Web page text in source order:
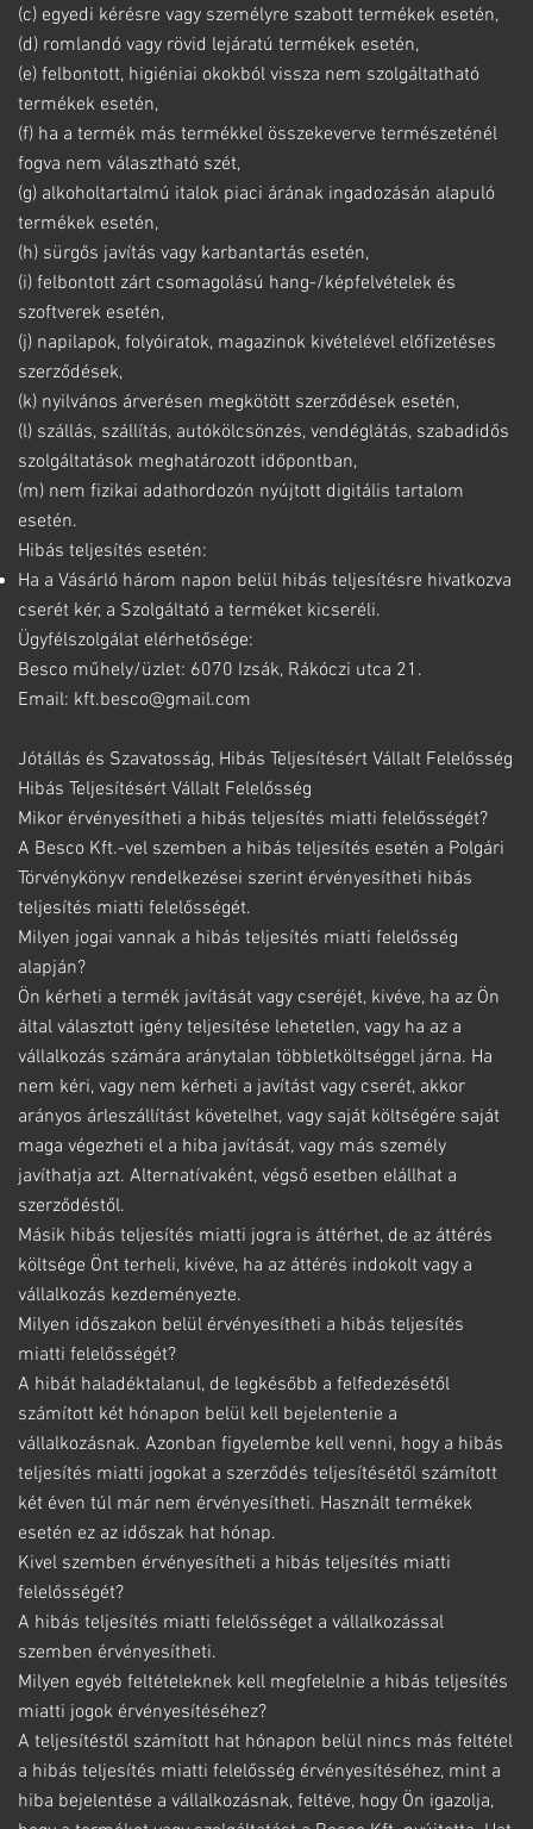
(c) egyedi kérésre vagy személyre szabott termékek esetén,
(d) romlandó vagy rövid lejáratú termékek esetén,
(e) felbontott, higiéniai okokból vissza nem szolgáltatható
termékek esetén,
(f) ha a termék más termékkel összekeverve természeténél
fogva nem választható szét,
(g) alkoholtartalmú italok piaci árának ingadozásán alapuló
termékek esetén,
(h) sürgős javítás vagy karbantartás esetén,
(i) felbontott zárt csomagolású hang-/képfelvételek és
szoftverek esetén,
(j) napilapok, folyóiratok, magazinok kivételével előfizetéses
szerződések,
(k) nyilvános árverésen megkötött szerződések esetén,
(l) szállás, szállítás, autókölcsönzés, vendéglátás, szabadidős
szolgáltatások meghatározott időpontban,
(m) nem fizikai adathordozón nyújtott digitális tartalom
esetén.
Hibás teljesítés esetén:
Ha a Vásárló három napon belül hibás teljesítésre hivatkozva
cserét kér, a Szolgáltató a terméket kicseréli.
Ügyfélszolgálat elérhetősége:
Besco műhely/üzlet: 6070 Izsák, Rákóczi utca 21.
Email: kft.besco@gmail.com
Jótállás és Szavatosság, Hibás Teljesítésért Vállalt Felelősség
Hibás Teljesítésért Vállalt Felelősség
Mikor érvényesítheti a hibás teljesítés miatti felelősségét?
A Besco Kft.-vel szemben a hibás teljesítés esetén a Polgári
Törvénykönyv rendelkezései szerint érvényesítheti hibás
teljesítés miatti felelősségét.
Milyen jogai vannak a hibás teljesítés miatti felelősség
alapján?
Ön kérheti a termék javítását vagy cseréjét, kivéve, ha az Ön
által választott igény teljesítése lehetetlen, vagy ha az a
vállalkozás számára aránytalan többletköltséggel járna. Ha
nem kéri, vagy nem kérheti a javítást vagy cserét, akkor
arányos árleszállítást követelhet, vagy saját költségére saját
maga végezheti el a hiba javítását, vagy más személy
javíthatja azt. Alternatívaként, végső esetben elállhat a
szerződéstől.
Másik hibás teljesítés miatti jogra is áttérhet, de az áttérés
költsége Önt terheli, kivéve, ha az áttérés indokolt vagy a
vállalkozás kezdeményezte.
Milyen időszakon belül érvényesítheti a hibás teljesítés
miatti felelősségét?
A hibát haladéktalanul, de legkésőbb a felfedezésétől
számított két hónapon belül kell bejelentenie a
vállalkozásnak. Azonban figyelembe kell venni, hogy a hibás
teljesítés miatti jogokat a szerződés teljesítésétől számított
két éven túl már nem érvényesítheti. Használt termékek
esetén ez az időszak hat hónap.
Kivel szemben érvényesítheti a hibás teljesítés miatti
felelősségét?
A hibás teljesítés miatti felelősséget a vállalkozással
szemben érvényesítheti.
Milyen egyéb feltételeknek kell megfelelnie a hibás teljesítés
miatti jogok érvényesítéséhez?
A teljesítéstől számított hat hónapon belül nincs más feltétel
a hibás teljesítés miatti felelősség érvényesítéséhez, mint a
hiba bejelentése a vállalkozásnak, feltéve, hogy Ön igazolja,